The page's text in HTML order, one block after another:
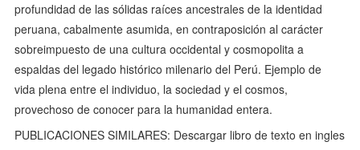
profundidad de las sólidas raíces ancestrales de la identidad
peruana, cabalmente asumida, en contraposición al carácter
sobreimpuesto de una cultura occidental y cosmopolita a
espaldas del legado histórico milenario del Perú. Ejemplo de
vida plena entre el individuo, la sociedad y el cosmos,
provechoso de conocer para la humanidad entera.
PUBLICACIONES SIMILARES: Descargar libro de texto en ingles